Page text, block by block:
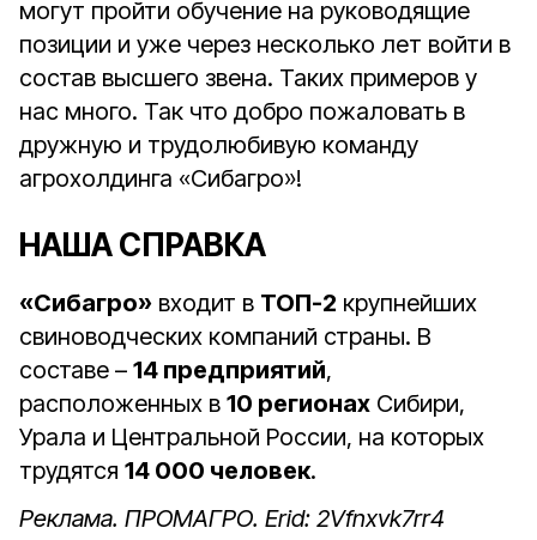
могут пройти обучение на руководящие
позиции и уже через несколько лет войти в
состав высшего звена. Таких примеров у
нас много. Так что добро пожаловать в
дружную и трудолюбивую команду
агрохолдинга «Сибагро»!
НАША СПРАВКА
«Сибагро» входит в ТОП-2 крупнейших
свиноводческих компаний страны. В
составе – 14 предприятий,
расположенных в 10 регионах Сибири,
Урала и Центральной России, на которых
трудятся 14 000 человек.
Реклама. ПРОМАГРО. Erid: 2Vfnxvk7rr4